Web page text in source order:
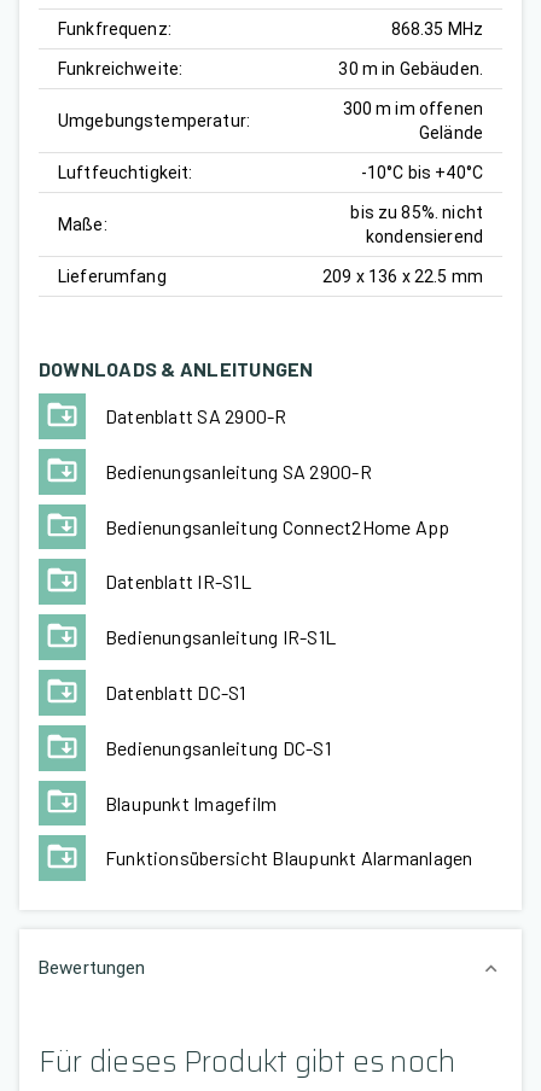
Funkfrequenz: 868.35 MHz
Funkreichweite: 30 m in Gebäuden.
Umgebungstemperatur:
300 m im offenen
Gelände
Luftfeuchtigkeit: -10°C bis +40°C
Maße:
bis zu 85%. nicht
kondensierend
Lieferumfang 209 x 136 x 22.5 mm
DOWNLOADS & ANLEITUNGEN
Datenblatt SA 2900-R
Bedienungsanleitung SA 2900-R
Bedienungsanleitung Connect2Home App
Datenblatt IR-S1L
Bedienungsanleitung IR-S1L
Datenblatt DC-S1
Bedienungsanleitung DC-S1
Blaupunkt Imagefilm
Funktionsübersicht Blaupunkt Alarmanlagen
Bewertungen
Für dieses Produkt gibt es noch